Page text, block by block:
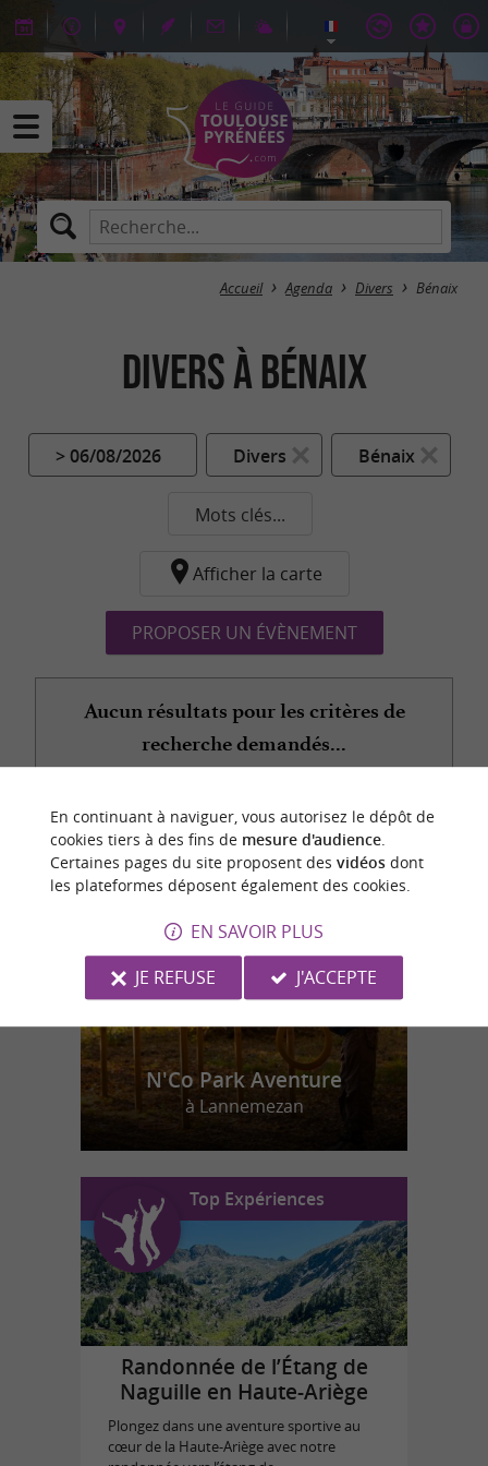
Accueil Agenda Divers Bénaix
Divers à Bénaix
> 06/08/2026 Divers Bénaix
Mots clés...
Afficher la carte
PROPOSER UN ÉVÈNEMENT
Aucun résultats pour les critères de
recherche demandés...
n
o
t
r
e
c
o
u
p
d
e
c
o
e
u
r
N'Co Park Aventure
à Lannemezan
Top Expériences
Randonnée de l’Étang de
Naguille en Haute-Ariège
Plongez dans une aventure sportive au
cœur de la Haute-Ariège avec notre
En continuant à naviguer, vous autorisez le dépôt de
cookies tiers à des fins de mesure d'audience.
Certaines pages du site proposent des vidéosdont
les plateformes déposent également des cookies.
EN SAVOIR PLUS
JE REFUSE
J'ACCEPTE